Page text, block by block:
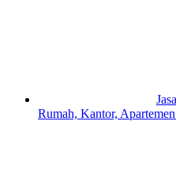
Rumah, Kantor,